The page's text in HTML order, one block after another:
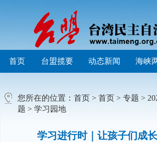
首页 台盟揽要 动态新闻 海峡
您所在的位置： 首页> 首页> 专题 >
题 > 学习园地
学习进行时｜让孩子们成